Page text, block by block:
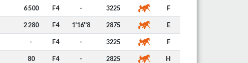
6 500 F4 - 3225 F
2 280 F4 1'16''8 2875 E
- F4 - 3225 F
80 F4 - 2825 H